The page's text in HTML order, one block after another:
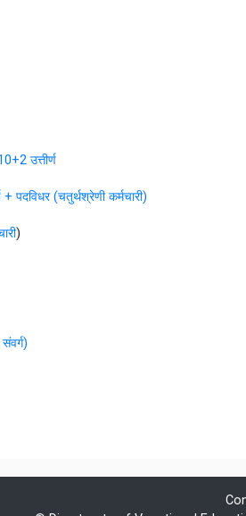
उत्तीर्ण
+ पदविधर (चतुर्थश्रेणी कर्मचारी)
)